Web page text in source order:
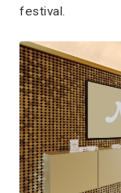
festival.